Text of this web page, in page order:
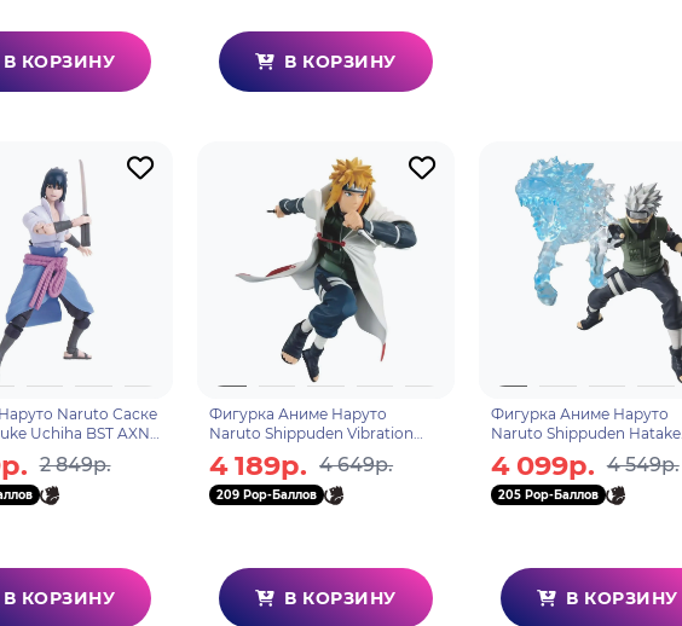
В КОРЗИНУ В КОРЗИНУ
Naruto Саске
Uchiha BST AXN
2 849р.
В КОРЗИНУ
Фигурка Аниме Наруто
Naruto Shippuden Vibration
Намиказе 18см BP88032P
4 189р. 4 649р.
209 Pop-Баллов
В КОРЗИНУ
Фигурка Аниме Наруто
Naruto Shippuden Hatake
Effectreme 13см BP19782P
4 099р. 4 549р.
205 Pop-Баллов
В КОРЗИНУ